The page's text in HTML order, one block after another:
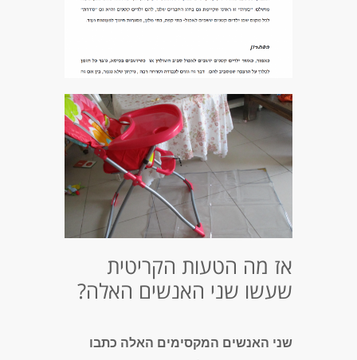
אז מה הטעות הקריטית
שעשו שני האנשים האלה?
שני האנשים המקסימים האלה כתבו